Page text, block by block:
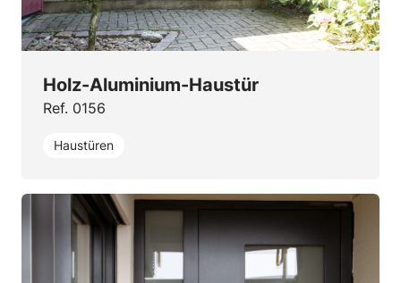
Holz-Aluminium-Haustür
Ref. 0156
Haustüren